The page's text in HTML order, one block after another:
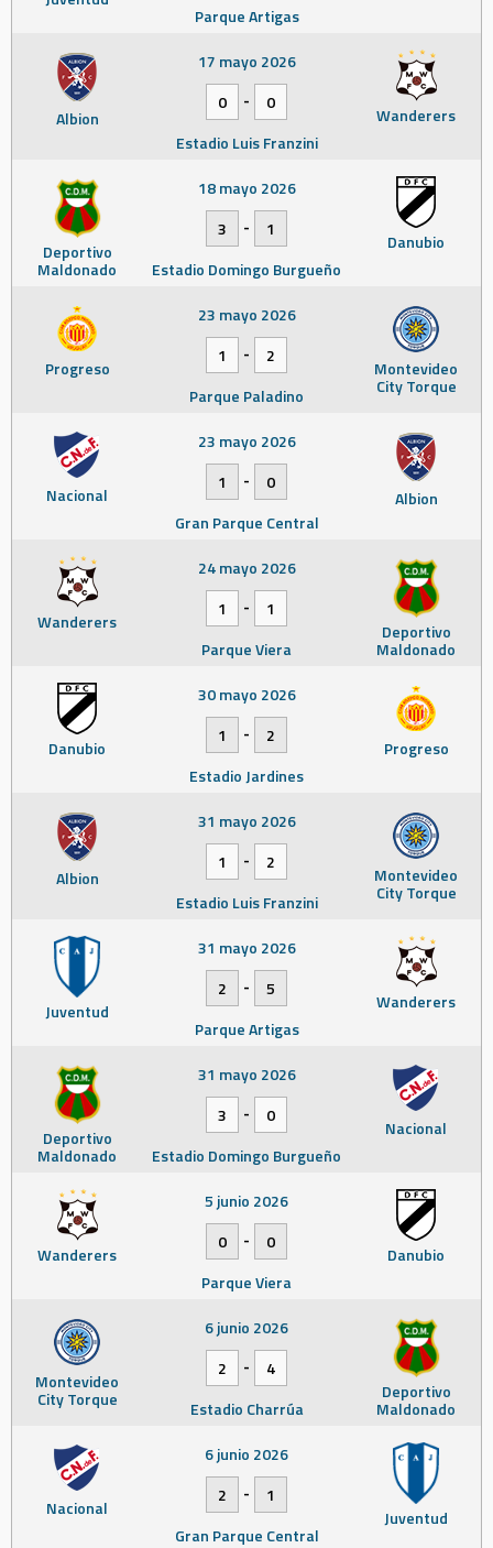
Parque Artigas
Albion Wanderers
17 mayo 2026
0
-
0
Estadio Luis Franzini
Deportivo
Maldonado
Danubio
18 mayo 2026
3
-
1
Estadio Domingo Burgueño
Progreso Montevideo
City Torque
23 mayo 2026
1
-
2
Parque Paladino
Nacional Albion
23 mayo 2026
1
-
0
Gran Parque Central
Wanderers Deportivo
Maldonado
24 mayo 2026
1
-
1
Parque Viera
Danubio Progreso
30 mayo 2026
1
-
2
Estadio Jardines
Albion Montevideo
City Torque
31 mayo 2026
1
-
2
Estadio Luis Franzini
Juventud Wanderers
31 mayo 2026
2
-
5
Parque Artigas
Deportivo
Maldonado
Nacional
31 mayo 2026
3
-
0
Estadio Domingo Burgueño
Wanderers Danubio
5 junio 2026
0
-
0
Parque Viera
Montevideo
City Torque Deportivo
Maldonado
6 junio 2026
2
-
4
Estadio Charrúa
Nacional Juventud
6 junio 2026
2
-
1
Gran Parque Central